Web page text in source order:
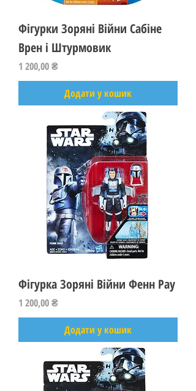
Фігурки Зоряні Війни Сабіне
Врен і Штурмовик
Ціна
1 200,00 ₴
Додати у кошик
Фігурка Зоряні Війни Фенн Рау
Ціна
1 200,00 ₴
Додати у кошик